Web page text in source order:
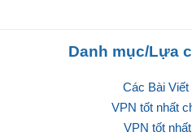
Danh mục/Lựa
Các Bài
VPN tốt nhất
VPN tốt